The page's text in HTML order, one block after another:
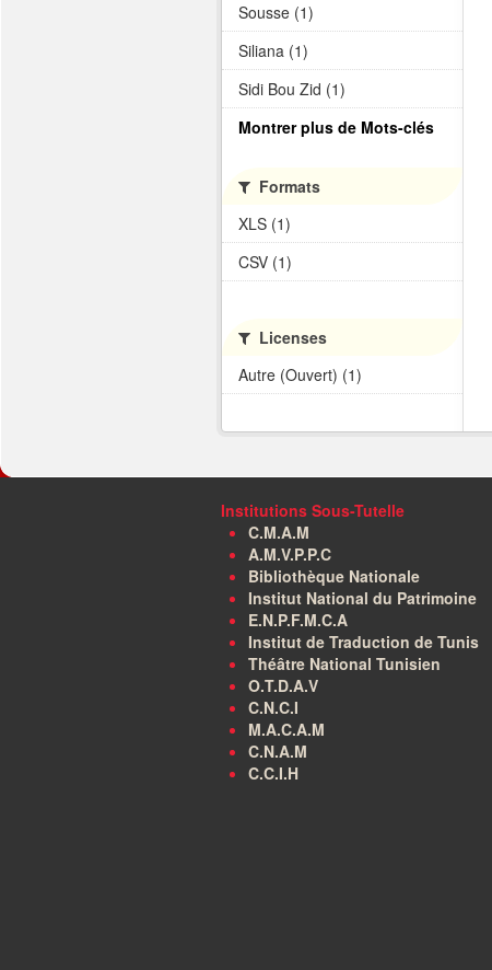
Sousse (1)
Siliana (1)
Sidi Bou Zid (1)
Montrer plus de Mots-clés
Formats
XLS (1)
CSV (1)
Licenses
Autre (Ouvert) (1)
Institutions Sous-Tutelle
C.M.A.M
A.M.V.P.P.C
Bibliothèque Nationale
Institut National du Patrimoine
E.N.P.F.M.C.A
Institut de Traduction de Tunis
Théâtre National Tunisien
O.T.D.A.V
C.N.C.I
M.A.C.A.M
C.N.A.M
C.C.I.H